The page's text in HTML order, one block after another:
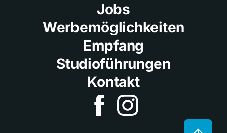
Jobs
Werbemöglichkeiten
Empfang
Studioführungen
Kontakt